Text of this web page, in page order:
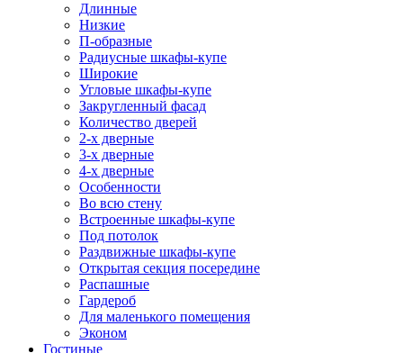
Длинные
Низкие
П-образные
Радиусные шкафы-купе
Широкие
Угловые шкафы-купе
Закругленный фасад
Количество дверей
2-х дверные
3-х дверные
4-х дверные
Особенности
Во всю стену
Встроенные шкафы-купе
Под потолок
Раздвижные шкафы-купе
Открытая секция посередине
Распашные
Гардероб
Для маленького помещения
Эконом
Гостиные